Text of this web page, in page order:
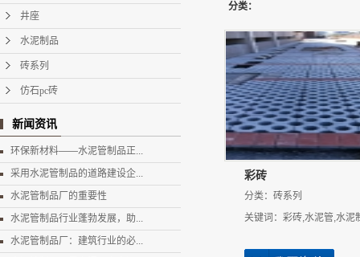
井座
水泥制品
砖系列
仿石pc砖
新闻资讯
环保新材料——水泥管制品正...
采用水泥管制品的道路建设企...
水泥管制品厂的重要性
水泥管制品行业蓬勃发展，助...
水泥管制品厂：建筑行业的必...
分类：
彩砖
分类： 砖系列
关键词： 彩砖,水泥管,水泥